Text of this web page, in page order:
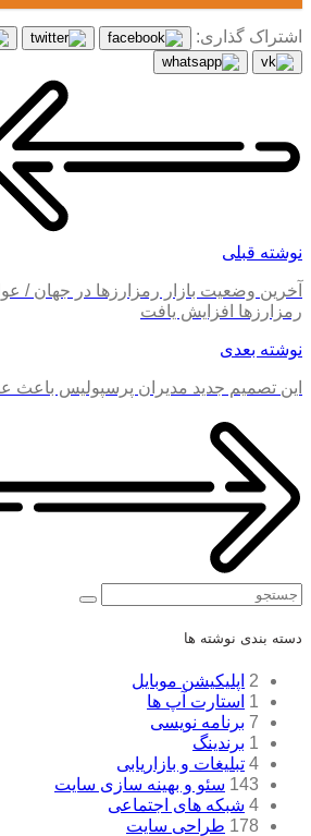
اشتراک گذاری:
نوشته قبلی
آخرین وضعیت بازار رمزارزها در جهان /
رمزارزها افزایش یافت
نوشته بعدی
این تصمیم جدید مدیران پرسپولیس باعث
جستجو
دسته بندی نوشته ها
2 اپلیکیشن موبایل
1 استارت آپ ها
7 برنامه نویسی
1 برندینگ
4 تبلیغات و بازاریابی
143 سئو و بهینه سازی سایت
4 شبکه های اجتماعی
178 طراحی سایت